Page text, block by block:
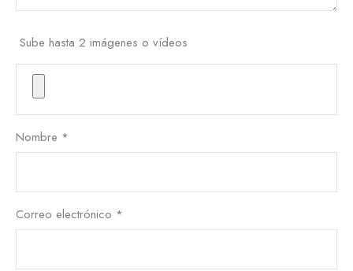
Sube hasta 2 imágenes o vídeos
Nombre *
Correo electrónico *